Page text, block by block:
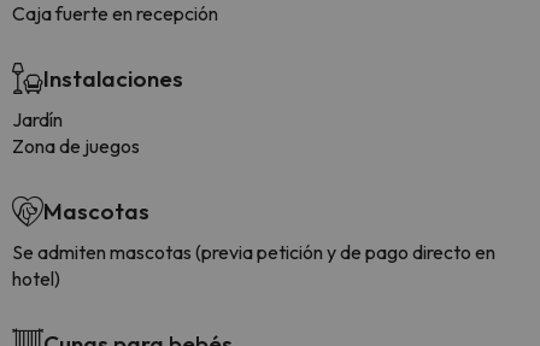
Caja fuerte en recepción
Instalaciones
Jardín
Zona de juegos
Mascotas
Se admiten mascotas (previa petición y de pago directo en
hotel)